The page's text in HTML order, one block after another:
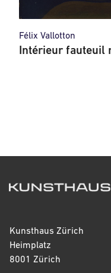
Félix Vallotton
Intérieur fauteuil
Kunsthaus Zürich
Heimplatz
8001 Zürich